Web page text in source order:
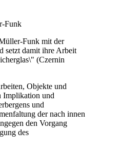
Funk
Funk mit der
setzt damit ihre Arbeit
(Czernin
Objekte und
Implikation und
und
der nach innen
den Vorgang
des